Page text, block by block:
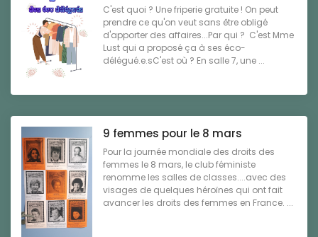
C'est quoi ? Une friperie gratuite ! On peut
prendre ce qu'on veut sans être obligé
d'apporter des affaires...Par qui ? C'est Mme
Lust qui a proposé ça à ses éco-
délégué.e.sC'est où ? En salle 7, une ...
9 femmes pour le 8 mars
Pour la journée mondiale des droits des
femmes le 8 mars, le club féministe
renomme les salles de classes....avec des
visages de quelques héroïnes qui ont fait
avancer les droits des femmes en France. ...